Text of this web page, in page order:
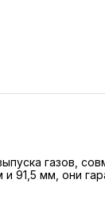
газов,
91,5 мм, они